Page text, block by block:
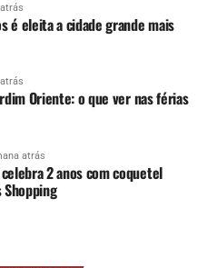
é eleita a cidade grande mais
Oriente: o que ver nas férias
atrás
celebra 2 anos com coquetel